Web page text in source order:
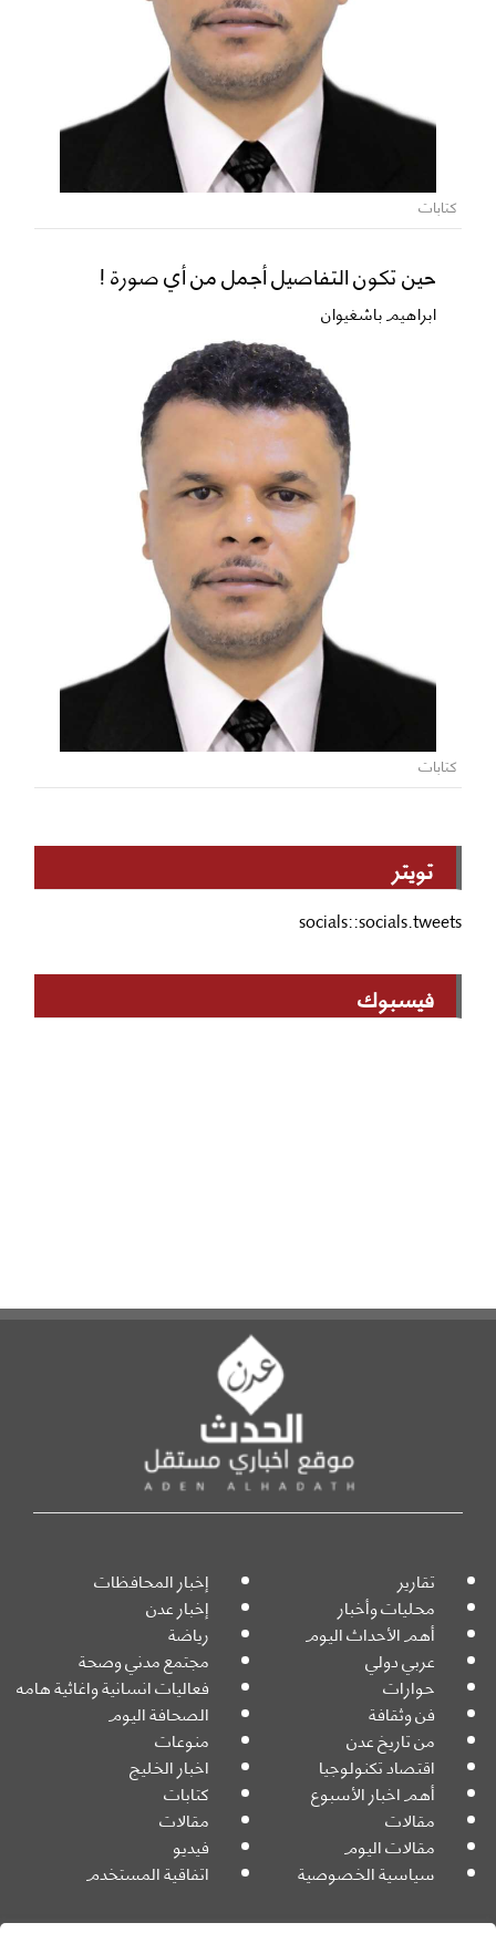
كتابات
حين تكون التفاصيل أجمل من أي صورة !
ابراهيم باشغيوان
كتابات
تويتر
socials::socials.tweets
فيسبوك
تقارير إخبار المحافظات
محليات وأخبار إخبار عدن
أهم الأحداث اليوم رياضة
عربي دولي مجتمع مدني وصحة
حوارات فعاليات انسانية واغاثية هامه
فن وثقافة الصحافة اليوم
من تاريخ عدن منوعات
اقتصاد تكنولوجيا اخبار الخليج
أهم اخبار الأسبوع كتابات
مقالات مقالات
مقالات اليوم فيديو
سياسية الخصوصية اتفاقية المستخدم